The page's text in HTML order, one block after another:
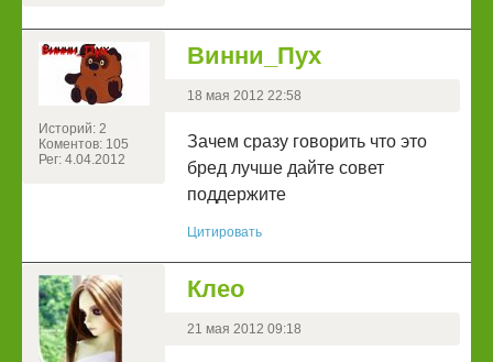
Историй: 2
Коментов: 105
Рег: 4.04.2012
Винни_Пух
18 мая 2012 22:58
Зачем сразу говорить что это
бред лучше дайте совет
поддержите
Цитировать
Клео
21 мая 2012 09:18